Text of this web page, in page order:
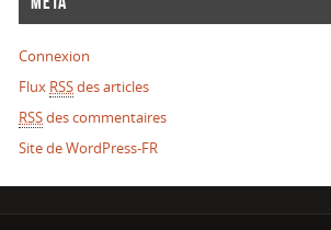
Connexion
Flux RSSdes articles
RSSdes commentaires
Site de WordPress-FR